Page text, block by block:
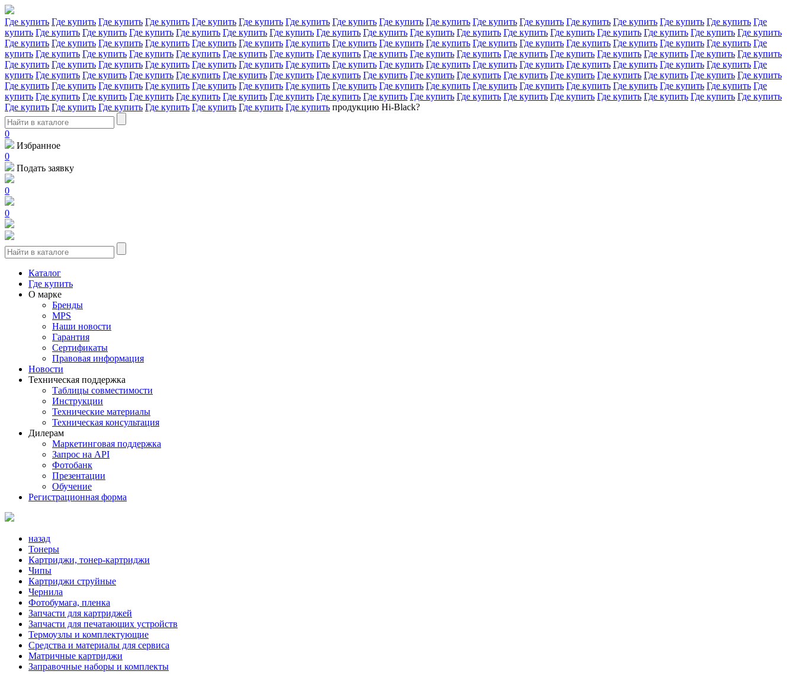
Где купить Где купить Где купить Где купить Где купить Где купить Где купить Где купить Где купить Где купить Где купить Где купить Где купить Где купить Где купить Где купить Где
купить Где купить Где купить Где купить Где купить Где купить Где купить Где купить Где купить Где купить Где купить Где купить Где купить Где купить Где купить Где купить Где купить
Где купить Где купить Где купить Где купить Где купить Где купить Где купить Где купить Где купить Где купить Где купить Где купить Где купить Где купить Где купить Где купить Где
купить Где купить Где купить Где купить Где купить Где купить Где купить Где купить Где купить Где купить Где купить Где купить Где купить Где купить Где купить Где купить Где купить
Где купить Где купить Где купить Где купить Где купить Где купить Где купить Где купить Где купить Где купить Где купить Где купить Где купить Где купить Где купить Где купить Где
купить Где купить Где купить Где купить Где купить Где купить Где купить Где купить Где купить Где купить Где купить Где купить Где купить Где купить Где купить Где купить Где купить
Где купить Где купить Где купить Где купить Где купить Где купить Где купить Где купить Где купить Где купить Где купить Где купить Где купить Где купить Где купить Где купить Где
купить Где купить Где купить Где купить Где купить Где купить Где купить Где купить Где купить Где купить Где купить Где купить Где купить Где купить Где купить Где купить Где купить
Где купить Где купить Где купить Где купить Где купить Где купить Где купить продукцию Hi-Black?
0
Избранное
0
Подать заявку
0
0
Каталог
Где купить
О марке
Бренды
MPS
Наши новости
Гарантия
Сертификаты
Правовая информация
Новости
Техническая поддержка
Таблицы совместимости
Инструкции
Технические материалы
Техническая консультация
Дилерам
Маркетинговая поддержка
Запрос на API
Фотобанк
Презентации
Обучение
Регистрационная форма
назад
Тонеры
Картриджи, тонер-картриджи
Чипы
Картриджи струйные
Чернила
Фотобумага, пленка
Запчасти для картриджей
Запчасти для печатающих устройств
Термоузлы и комплектующие
Средства и материалы для сервиса
Матричные картриджи
Заправочные наборы и комплекты